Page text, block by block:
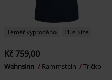
Téměř vyprodáno Plus Size
Kč 759,00
Wahnsinn Rammstein Tričko